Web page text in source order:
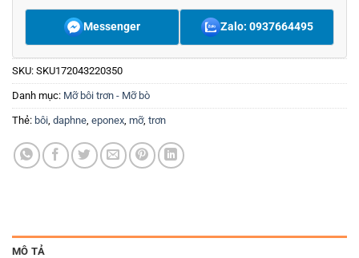
Messenger Zalo: 0937664495
SKU: SKU172043220350
Danh mục: Mỡ bôi trơn - Mỡ bò
Thẻ: bôi daphne eponex mỡ, trơn
MÔ TẢ